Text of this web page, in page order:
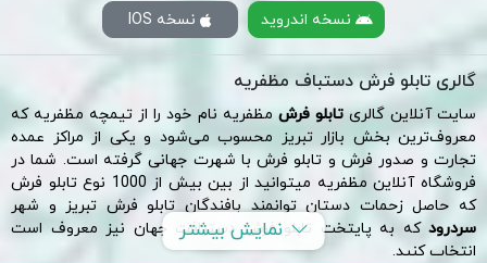
نسخه اندروید
نسخه IOS
گالری تابلو فرش دستباف مظفریه
سایت آنلاین گالریتابلو فرش مظفریه نام خود را از تیمچه مظفریه که
معروف‌ترین بخش بازار تبریز محسوب می‌شود و یکی از مراکز عمده
تجارت و صدور فرش و تابلو فرش با شهرت جهانی گرفته است. شما در
فروشگاه آنلاین مظفریه میتوانید از بین بیش از 1000 نوع تابلو فرش
که حاصل زحمات دستان توانمند بافندگان تابلو فرش تبریز و شهر
سردرود که به پایتخت تابلو فرش دستبافت جهان نیز معروف است
انتخاب کنید.
نمایش بیشتر